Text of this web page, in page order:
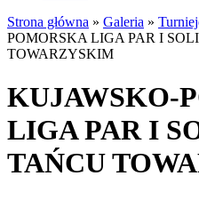
Strona główna » Galeria »
POMORSKA LIGA PAR I
TOWARZYSKIM
KUJAWSKO-
LIGA PAR I
TAŃCU